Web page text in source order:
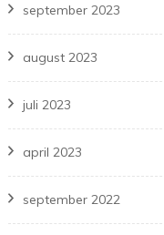
september 2023
august 2023
juli 2023
april 2023
september 2022